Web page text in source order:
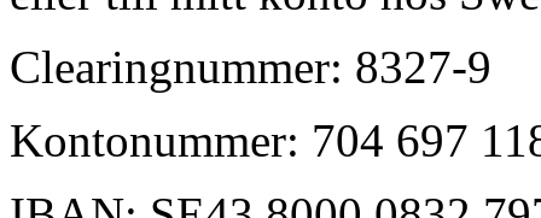
Clearingnummer: 8327-9
Kontonummer: 704 697